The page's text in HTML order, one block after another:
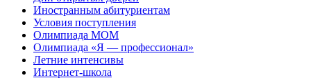
Иностранным абитуриентам
Условия поступления
Олимпиада МОМ
Олимпиада «Я — профессионал»
Летние интенсивы
Интернет-школа